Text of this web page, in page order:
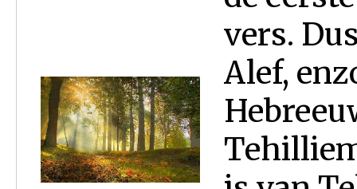
vers.
Alef,